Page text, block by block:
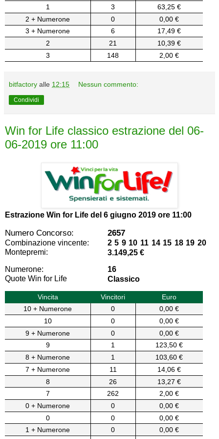
1
3
63,25 €
2 + Numerone
0
0,00 €
3 + Numerone
6
17,49 €
2
21
10,39 €
3
148 2,00 €
bitfactory alle 12:15 Nessun commento:
Condividi
Win for Life classico estrazione del 06-
06-2019 ore 11:00
Estrazione Win for Life del 6 giugno 2019 ore 11:00
Numero Concorso: 2657
Combinazione vincente:
2 5 9 10 11 14 15 18 19 20
Montepremi:
3.149,25 €
Numerone:
16
Quote Win for Life
Classico
Vincita Vincitori
Euro
10 + Numerone
0
0,00 €
10
0
0,00 €
9 + Numerone
0
0,00 €
9
1
123,50 €
8 + Numerone
1
103,60 €
7 + Numerone
11
14,06 €
8
26
13,27 €
7
262
2,00 €
0 + Numerone
0
0,00 €
0
0
0,00 €
1 + Numerone
0
0,00 €